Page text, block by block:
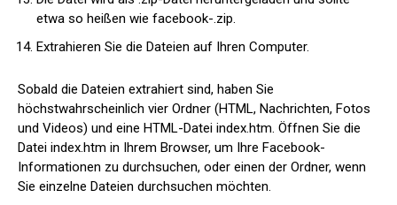
etwa so heißen wie facebook-.zip.
Extrahieren Sie die Dateien auf Ihren Computer.
Sobald die Dateien extrahiert sind, haben Sie
höchstwahrscheinlich vier Ordner (HTML, Nachrichten, Fotos
und Videos) und eine HTML-Datei index.htm. Öffnen Sie die
Datei index.htm in Ihrem Browser, um Ihre Facebook-
Informationen zu durchsuchen, oder einen der Ordner, wenn
Sie einzelne Dateien durchsuchen möchten.